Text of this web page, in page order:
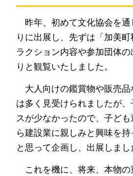
昨年、初めて文化協会を
りに出展し、先ずは「加美
ラクション内容や参加団体の
りと観覧いたしました。
大人向けの鑑賞物や販売
は多く見受けられましたが
スが少なかったので、子ど
ら建設業に親しみと興味を
と思って企画し、出展しまし
これを機に、将来、本物の